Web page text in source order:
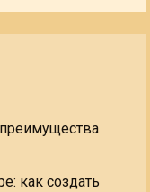
как создать